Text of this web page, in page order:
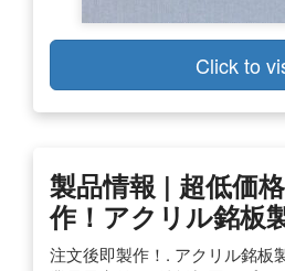
Click to
製品情報 | 超低価
作！アクリル銘板
注文後即製作！. アクリル銘板